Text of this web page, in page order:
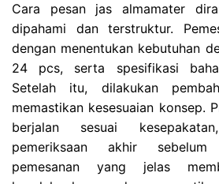
Cara pesan jas almamater
dipahami dan terstruktur.
dengan menentukan kebutuhan
24 pcs, serta spesifikasi
Setelah itu, dilakukan
memastikan kesesuaian konsep.
berjalan sesuai
pemeriksaan akhir
pemesanan yang jelas